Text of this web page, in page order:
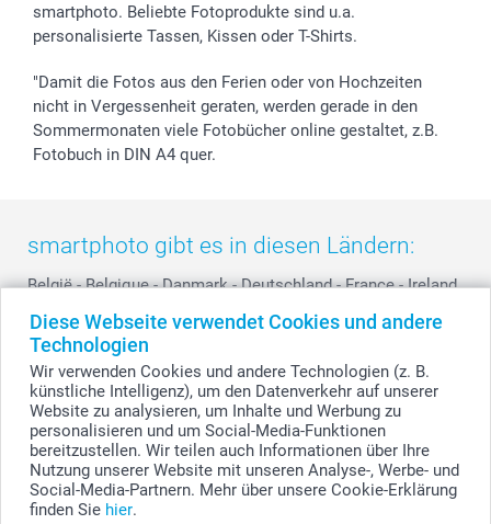
Diese Webseite verwendet Cookies und andere
Technologien
Wir verwenden Cookies und andere Technologien (z. B.
künstliche Intelligenz), um den Datenverkehr auf unserer
Website zu analysieren, um Inhalte und Werbung zu
personalisieren und um Social-Media-Funktionen
bereitzustellen. Wir teilen auch Informationen über Ihre
Nutzung unserer Website mit unseren Analyse-, Werbe- und
Social-Media-Partnern. Mehr über unsere Cookie-Erklärung
finden Sie hier.
smartgarantie
smartbonus
smartphoto. Beliebte Fotoprodukte sind u.a.
personalisierte Tassen, Kissen oder T-Shirts.
"Damit die Fotos aus den Ferien oder von Hochzeiten
nicht in Vergessenheit geraten, werden gerade in den
Sommermonaten viele Fotobücher online gestaltet, z.B.
Fotobuch in DIN A4 quer.
smartphoto gibt es in diesen Ländern:
België - Belgique - Danmark - Deutschland - France - Ireland
- Nederland - Norge - Österreich - Schweiz Suisse -
Switzerland - Suomi
Other Countries
Alle Preise verstehen sich in EURO (€) inkl. MwSt. und zzgl. Versandkosten.